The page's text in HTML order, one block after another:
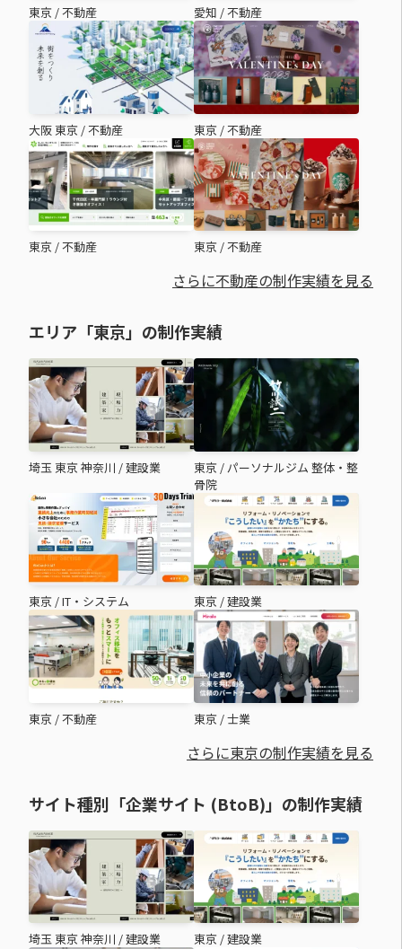
東京 /不動産 愛知 /不動産
大阪 東京 /不動産 東京 /不動産
東京 /不動産 東京 /不動産
さらに不動産の制作実績を見る
エリア「東京」の制作実績
埼玉 東京 神奈川 /建設業 東京 / パーソナルジム 整体・整
骨院
東京 /IT・システム 東京 /建設業
東京 /不動産 東京 /士業
さらに東京の制作実績を見る
サイト種別「企業サイト (BtoB)」の制作実績
埼玉 東京 神奈川 /建設業 東京 /建設業